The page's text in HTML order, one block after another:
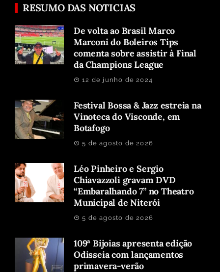
RESUMO DAS NOTICIAS
De volta ao Brasil Marco
Marconi do Boleiros Tips
comenta sobre assistir à Final
da Champions League
12 de junho de 2024
Festival Bossa & Jazz estreia na
Vinoteca do Visconde, em
Botafogo
5 de agosto de 2026
Léo Pinheiro e Sergio
Chiavazzoli gravam DVD
“Embaralhando 7” no Theatro
Municipal de Niterói
5 de agosto de 2026
109ª Bijoias apresenta edição
Odisseia com lançamentos
primavera-verão